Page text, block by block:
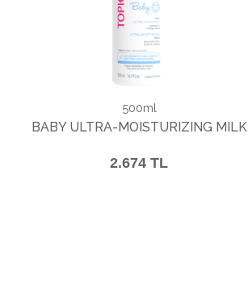
500ml
BABY ULTRA-MOISTURIZING MILK
2.674 TL